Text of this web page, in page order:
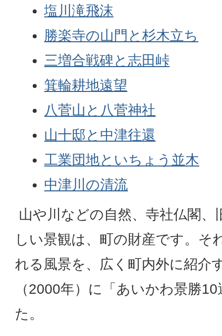
塩川滝飛沫
勝楽寺の山門と杉木立ち
三増合戦碑と志田峠
箕輪耕地遠望
八菅山と八菅神社
山十邸と中津往還
工業団地といちょう並木
中津川の清流
山や川などの自然、寺社仏閣、
しい景観は、町の財産です。そ
れる風景を、広く町内外に紹介
（2000年）に「あいかわ景勝
た。